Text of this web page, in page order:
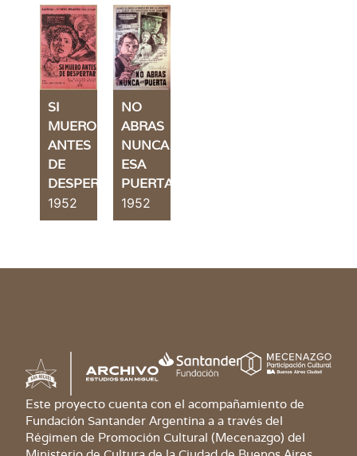
SI
MUERO
ANTES
DE
DESPERTAR
1952
NO
ABRAS
NUNCA
ESA
PUERTA
1952
Este proyecto cuenta con el acompañamiento de
Fundación Santander Argentina a a través del
Régimen de Promoción Cultural (Mecenazgo) del